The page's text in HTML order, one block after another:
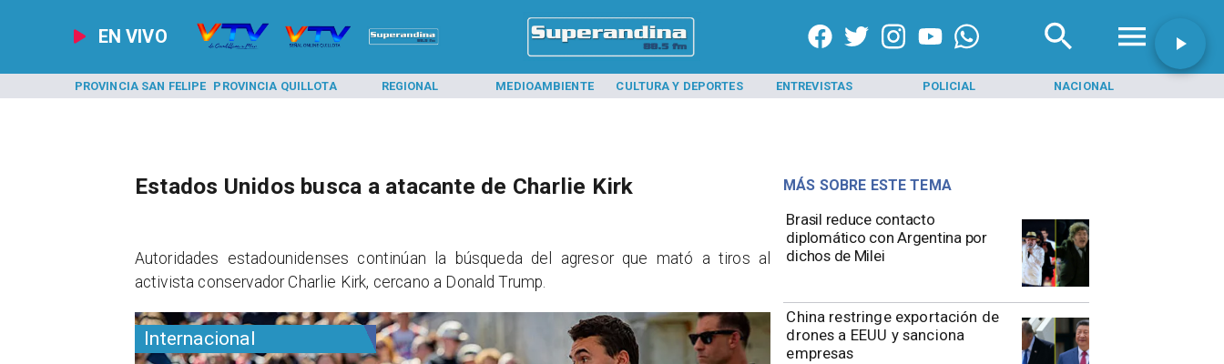
EN VIVO
PROVINCIA SAN FELIPE PROVINCIA QUILLOTA REGIONAL MEDIOAMBIENTE CULTURA Y DEPORTES ENTREVISTAS POLICIAL NACIONAL
Internacional
Brasil reduce contacto
diplomático con Argentina por
dichos de Milei
China restringe exportación de
drones a EEUU y sanciona
empresas
MÁS SOBRE ESTE TEMA
Estados Unidos busca a atacante de Charlie Kirk
Autoridades estadounidenses continúan la búsqueda del agresor que mató a tiros al
activista conservador Charlie Kirk, cercano a Donald Trump.